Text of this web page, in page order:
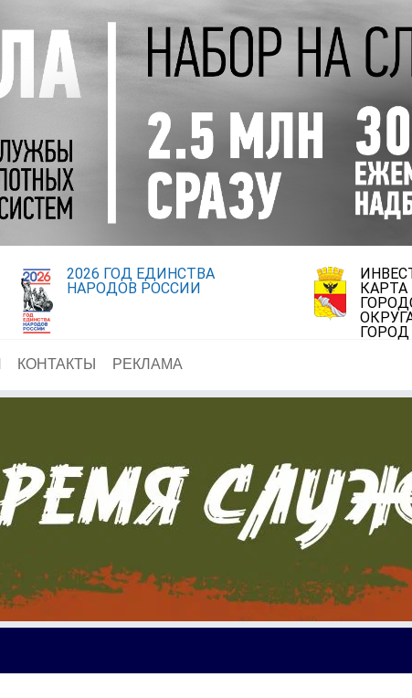
2026 ГОД ЕДИНСТВА
НАРОДОВ РОССИИ
КАРТА
КОНТАКТЫ РЕКЛАМА